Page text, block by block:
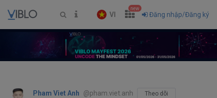
VI
new
Đăng nhập/Đăng ký
Pham Viet Anh @pham.viet.anh Theo dõi